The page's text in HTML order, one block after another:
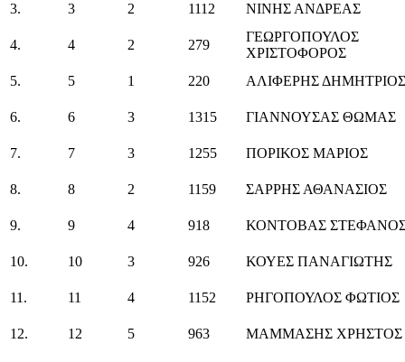
3. 3 2 1112 ΝΙΝΗΣ ΑΝΔΡΕΑΣ
4. 4 2 279
ΓΕΩΡΓΟΠΟΥΛΟΣ
ΧΡΙΣΤΟΦΟΡΟΣ
5.
5 1 220 ΑΛΙΦΕΡΗΣ ΔΗΜΗΤΡΙΟΣ
6. 6 3 1315 ΓΙΑΝΝΟΥΣΑΣ ΘΩΜΑΣ
7. 7 3 1255 ΠΟΡΙΚΟΣ ΜΑΡΙΟΣ
8. 8 2 1159 ΣΑΡΡΗΣ ΑΘΑΝΑΣΙΟΣ
9. 9 4 918 ΚΟΝΤΟΒΑΣ
10. 10 3 926 ΚΟΥΕΣ ΠΑΝΑΓΙΩΤΗΣ
11. 11 4 1152 ΡΗΓΟΠΟΥΛΟΣ ΦΩΤΙΟΣ
12. 12 5 963 ΜΑΜΜΑΣΗΣ ΧΡΗΣΤΟΣ